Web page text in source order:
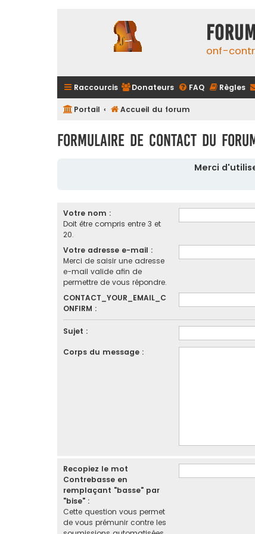
onf-
Raccourcis Donateurs FAQ Règles
Portail Accueil du forum
Formulaire de contact du
Merci
Votre nom :
Doit être compris entre 3 et
20.
Votre adresse e-mail :
Merci de saisir une adresse
e-mail valide afin de
permettre de vous répondre.
CONTACT_YOUR_EMAIL_C
ONFIRM :
Sujet :
Corps du message :
Recopiez le mot
Contrebasse en
remplaçant "basse" par
"bise" :
Cette question vous permet
de vous prémunir contre les